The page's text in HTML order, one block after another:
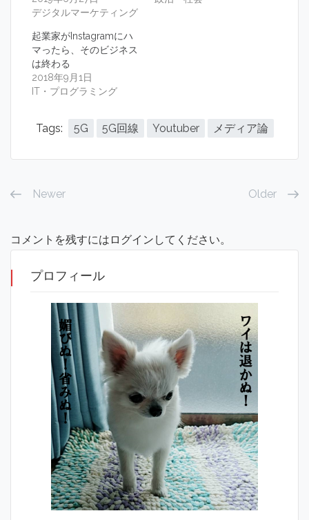
デジタルマーケティング
起業家がInstagramにハ
マったら、そのビジネス
は終わる
2018年9月1日
IT・プログラミング
Tags: 5G 5G回線 Youtuber メディア論
Newer Older
コメントを残すにはログインしてください。
プロフィール